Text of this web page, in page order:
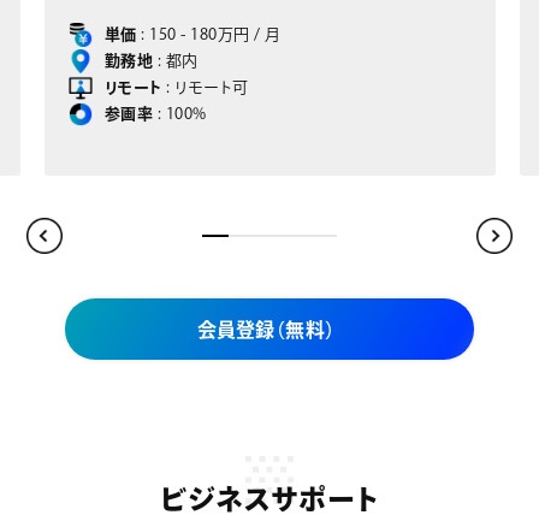
単価 : 150 - 180万円 / 月
勤務地 : 都内
リモート : リモート可
参画率 : 100%
会員登録（無料）
ビジネスサポート